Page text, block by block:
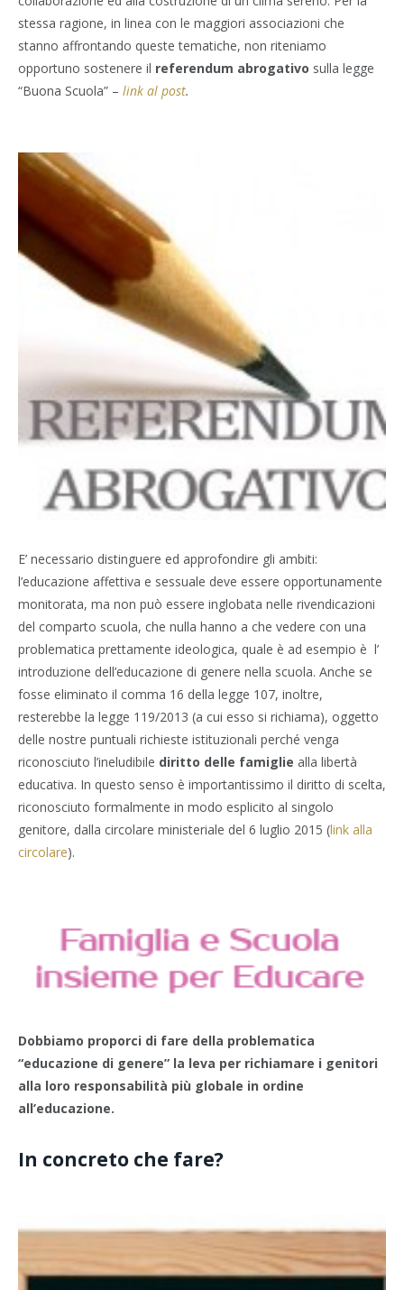
stessa ragione, in linea con le maggiori associazioni che
stanno affrontando queste tematiche, non riteniamo
opportuno sostenere il referendum abrogativo sulla legge
“Buona Scuola” – link al post.
E’ necessario distinguere ed approfondire gli ambiti:
l’educazione affettiva e sessuale deve essere opportunamente
monitorata, ma non può essere inglobata nelle rivendicazioni
del comparto scuola, che nulla hanno a che vedere con una
problematica prettamente ideologica, quale è ad esempio è l’
introduzione dell’educazione di genere nella scuola. Anche se
fosse eliminato il comma 16 della legge 107, inoltre,
resterebbe la legge 119/2013 (a cui esso si richiama), oggetto
delle nostre puntuali richieste istituzionali perché venga
riconosciuto l’ineludibile diritto delle famiglie alla libertà
educativa. In questo senso è importantissimo il diritto di scelta,
riconosciuto formalmente in modo esplicito al singolo
genitore, dalla circolare ministeriale del 6 luglio 2015 (link alla
circolare).
Dobbiamo proporci di fare della problematica
“educazione di genere” la leva per richiamare i genitori
alla loro responsabilità più globale in ordine
all’educazione.
In concreto che fare?